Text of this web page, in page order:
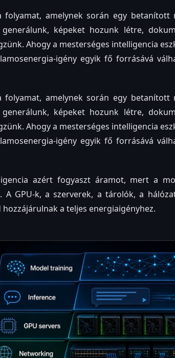
folyamat, amelynek során egy betanított
generálunk, képeket hozunk létre,
Ahogy a mesterséges intelligencia
igény egyik fő forrásává
folyamat, amelynek során egy betanított
generálunk, képeket hozunk létre,
Ahogy a mesterséges intelligencia
igény egyik fő forrásává
azért fogyaszt áramot, mert a
A GPU-k, a szerverek, a tárolók, a
a teljes energiaigényhez.